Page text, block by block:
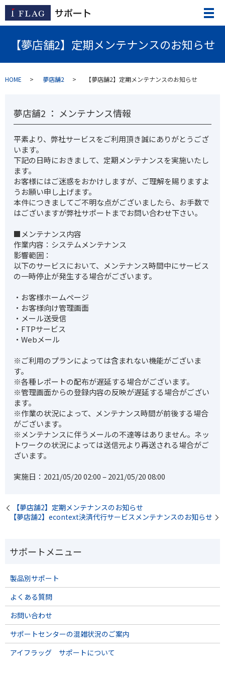
【夢店舗2】定期メンテナンスのお知らせ
HOME 夢店舗2 【夢店舗2】定期メンテナンスのお知らせ
夢店舗2 ： メンテナンス情報
平素より、弊社サービスをご利用頂き誠にありがとうござ
います。
下記の日時におきまして、定期メンテナンスを実施いたし
ます。
お客様にはご迷惑をおかけしますが、ご理解を賜りますよ
うお願い申し上げます。
本件につきましてご不明な点がございましたら、お手数で
はございますが弊社サポートまでお問い合わせ下さい。
■メンテナンス内容
作業内容：システムメンテナンス
影響範囲：
以下のサービスにおいて、メンテナンス時間中にサービス
の一時停止が発生する場合がございます。
・お客様ホームページ
・お客様向け管理画面
・メール送受信
・FTPサービス
・Webメール
※ご利用のプランによっては含まれない機能がございま
す。
※各種レポートの配布が遅延する場合がございます。
※管理画面からの登録内容の反映が遅延する場合がござい
ます。
※作業の状況によって、メンテナンス時間が前後する場合
がございます。
※メンテナンスに伴うメールの不達等はありません。ネッ
トワークの状況によっては送信元より再送される場合がご
ざいます。
実施日：2021/05/20 02:00 – 2021/05/20 08:00
【夢店舗2】定期メンテナンスのお知らせ
【夢店舗2】econtext決済代行サービスメンテナンスのお知らせ
製品別サポート
よくある質問
お問い合わせ
サポートセンターの混雑状況のご案内
アイフラッグ サポートについて